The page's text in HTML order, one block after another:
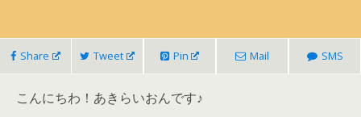
Share Tweet Pin Mail SMS
こんにちわ！あきらいおんです♪